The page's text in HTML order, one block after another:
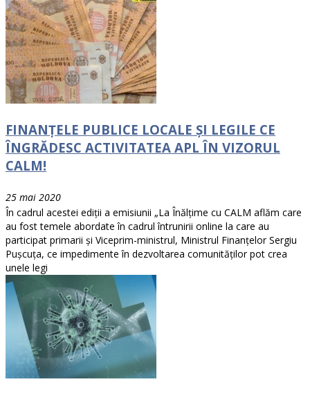
FINANȚELE PUBLICE LOCALE ȘI LEGILE CE
ÎNGRĂDESC ACTIVITATEA APL ÎN VIZORUL
CALM!
25 mai 2020
În cadrul acestei ediții a emisiunii „La Înălțime cu CALM aflăm care
au fost temele abordate în cadrul întrunirii online la care au
participat primarii și Viceprim-ministrul, Ministrul Finanțelor Sergiu
Pușcuța, ce impedimente în dezvoltarea comunităților pot crea
unele legi